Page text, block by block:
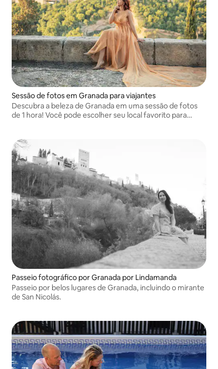
Sessão de fotos em Granada para viajantes
Descubra a beleza de Granada em uma sessão de fotos
de 1 hora! Você pode escolher seu local favorito para
Passeio fotográfico por Granada por Lindamanda
Passeio por belos lugares de Granada, incluindo o mirante
de San Nicolás.